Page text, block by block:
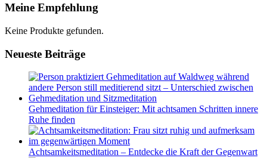
Meine Empfehlung
Keine Produkte gefunden.
Neueste Beiträge
Gehmeditation für Einsteiger: Mit achtsamen Schritten innere
Ruhe finden
Achtsamkeitsmeditation – Entdecke die Kraft der Gegenwart